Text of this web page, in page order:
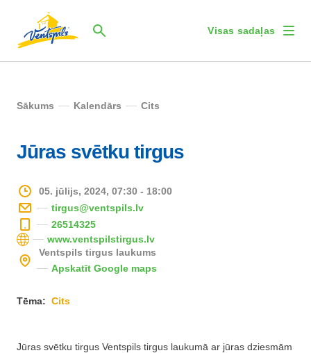
Visas sadaļas
Sākums Kalendārs Cits
Jūras svētku tirgus
05. jūlijs, 2024, 07:30 - 18:00
tirgus@ventspils.lv
26514325
www.ventspilstirgus.lv
Ventspils tirgus laukums
Apskatīt Google maps
Tēma: Cits
Jūras svētku tirgus Ventspils tirgus laukumā ar jūras dziesmām